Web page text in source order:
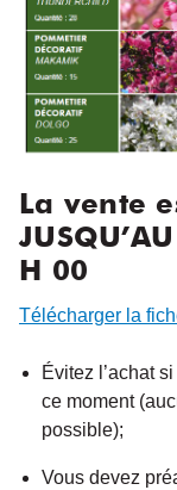
La vente
H 00
Télécharger la
Évitez l’achat
ce moment
possible);
Vous devez